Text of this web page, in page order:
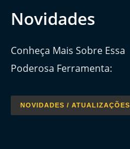
Novidades
Conheça Mais Sobre Essa
Poderosa Ferramenta:
NOVIDADES / ATUALIZAÇÕES